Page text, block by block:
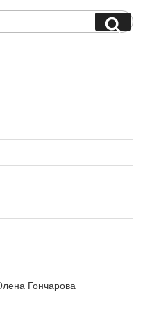
Гончарова